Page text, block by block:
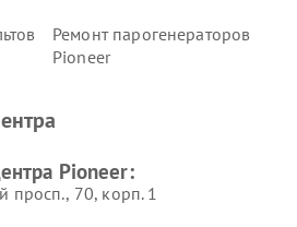
Ремонт парогенераторов
Pioneer
Pioneer:
просп., 70, корп. 1